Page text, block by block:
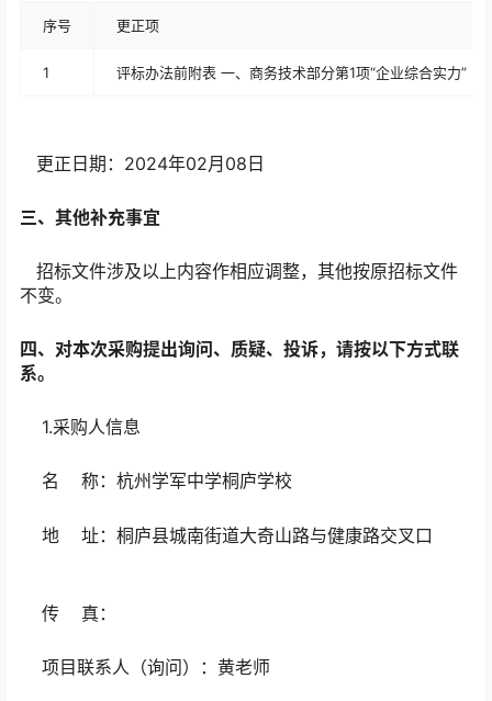
序号 更正项
1 评标办法前附表 一、商务技术部分第1项“企业综合实力”
更正日期：2024年02月08日
三、其他补充事宜
招标文件涉及以上内容作相应调整，其他按原招标文件
不变。
四、对本次采购提出询问、质疑、投诉，请按以下方式联
系。
1.采购人信息
名 称：杭州学军中学桐庐学校
地 址：桐庐县城南街道大奇山路与健康路交叉口
传 真：
项目联系人（询问）：黄老师